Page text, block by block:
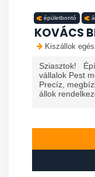
épületbontó
KOVÁCS
Kiszállok
Sziasztok!
vállalok Pest
Precíz,
állok